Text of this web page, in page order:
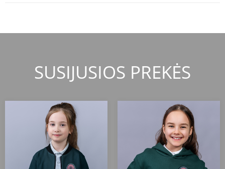
SUSIJUSIOS PREKĖS